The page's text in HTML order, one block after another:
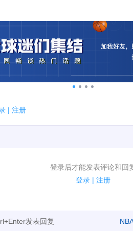
| 注册
登录后才能发表评论和回
登录 | 注册
户可以发表评论了！
发表回复